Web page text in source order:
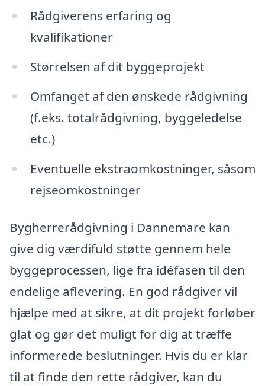
Rådgiverens erfaring og
kvalifikationer
Størrelsen af dit byggeprojekt
Omfanget af den ønskede rådgivning
(f.eks. totalrådgivning, byggeledelse
etc.)
Eventuelle ekstraomkostninger, såsom
rejseomkostninger
Bygherrerådgivning i Dannemare kan
give dig værdifuld støtte gennem hele
byggeprocessen, lige fra idéfasen til den
endelige aflevering. En god rådgiver vil
hjælpe med at sikre, at dit projekt forløber
glat og gør det muligt for dig at træffe
informerede beslutninger. Hvis du er klar
til at finde den rette rådgiver, kan du